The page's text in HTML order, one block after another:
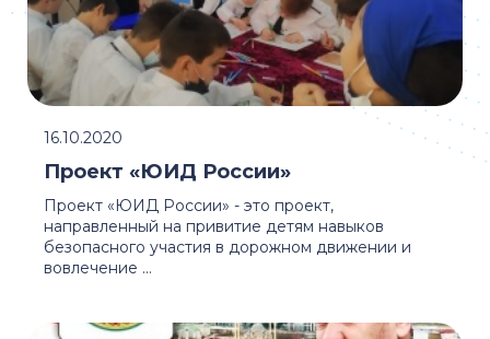
Проект «ЮИД России» - это проект,
направленный на привитие детям навыков
безопасного участия в дорожном движении и
вовлечение ...
Проект «ЮИД России»
16.10.2020